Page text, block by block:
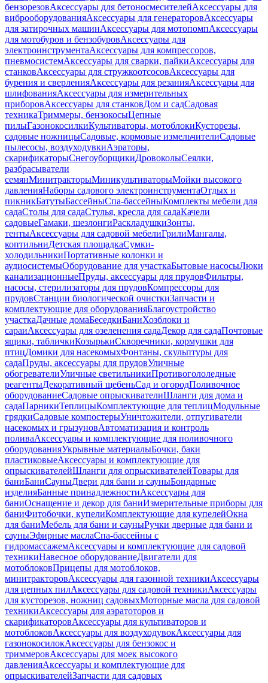
бензорезовАксессуары для бетоносмесителейАксессуары для
виброоборудованияАксессуары для генераторовАксессуары
для затирочных машинАксессуары для мотопомпАксессуары
для мотобуров и бензобуровАксессуары для
электроинструментаАксессуары для компрессоров,
пневмосистемАксессуары для сварки, пайкиАксессуары для
станковАксессуары для стружкоотсосовАксессуары для
бурения и сверленияАксессуары для резанияАксессуары для
шлифованияАксессуары для измерительных
приборовАксессуары для станковДом и садСадовая
техникаТриммеры, бензокосыЦепные
пилыГазонокосилкиКультиваторы, мотоблокиКусторезы,
садовые ножницыСадовые, кормовые измельчителиСадовые
пылесосы, воздуходувкиАэраторы,
скарификаторыСнегоуборщикиДровоколыСеялки,
разбрасыватели
семянМинитракторыМиникультиваторыМойки высокого
давленияНаборы садового электроинструментаОтдых и
пикникБатутыБассейныСпа-бассейныКомплекты мебели для
садаСтолы для садаСтулья, кресла для садаКачели
садовыеГамаки, шезлонгиРаскладушкиЗонты,
тентыАксессуары для садовой мебелиГрилиМангалы,
коптильниДетская площадкаСумки-
холодильникиПортативные колонки и
аудиосистемыОборудование для участкаБытовые насосыЛюки
канализационныеПруды, аксессуары для прудовФильтры,
насосы, стерилизаторы для прудовКомпрессоры для
прудовСтанции биологической очисткиЗапчасти и
комплектующие для оборудованияБлагоустройство
участкаДачные домаБеседкиБаниХозблоки и
сараиАксессуары для озеленения садаДекор для садаПочтовые
ящики, табличкиКозырькиСкворечники, кормушки для
птицДомики для насекомыхФонтаны, скульптуры для
садаПруды, аксессуары для прудовУличные
обогревателиУличные светильникиПротивогололедные
реагентыДекоративный щебеньСад и огородПоливочное
оборудованиеСадовые опрыскивателиШланги для дома и
садаПарникиТеплицыКомплектующие для теплицМодульные
грядкиСадовые компостерыУничтожители, отпугиватели
насекомых и грызуновАвтоматизация и контроль
поливаАксессуары и комплектующие для поливочного
оборудованияУкрывные материалыБочки, баки
пластиковыеАксессуары и комплектующие для
опрыскивателейШланги для опрыскивателейТовары для
баниБаниСауныДвери для бани и сауныБондарные
изделияБанные принадлежностиАксессуары для
баниОснащение и декор для баниИзмерительные приборы для
баниФитобочки, купелиКомплектующие для купелейОкна
для баниМебель для бани и сауныРучки дверные для бани и
сауныЭфирные маслаСпа-бассейны с
гидромассажемАксессуары и комплектующие для садовой
техникиНавесное оборудованиеДвигатели для
мотоблоковПрицепы для мотоблоков,
минитракторовАксессуары для газонной техникиАксессуары
для цепных пилАксессуары для садовой техникиАксессуары
для кусторезов, ножниц садовыхМоторные масла для садовой
техникиАксессуары для аэратоторов и
скарификаторовАксессуары для культиваторов и
мотоблоковАксессуары для воздуходувокАксессуары для
газонокосилокАксессуары для бензокос и
триммеровАксессуары для моек высокого
давленияАксессуары и комплектующие для
опрыскивателейЗапчасти для садовых